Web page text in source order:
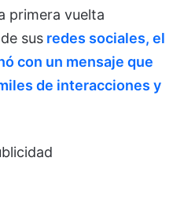
primera vuelta
sus redes sociales, el
con un mensaje que
de interacciones y